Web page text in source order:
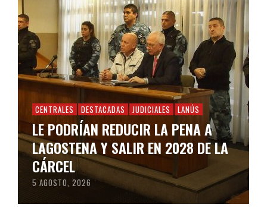
CENTRALES DESTACADAS JUDICIALES LANÚS
LE PODRÍAN REDUCIR LA PENA A
LAGOSTENA Y SALIR EN 2028 DE LA
CÁRCEL
5 AGOSTO, 2026